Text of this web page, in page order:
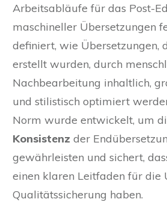
Arbeitsabläufe für das Post-
maschineller Übersetzungen
definiert, wie Übersetzungen,
erstellt wurden, durch
Nachbearbeitung inhaltlich,
und stilistisch optimiert
Norm wurde entwickelt, um
Konsistenz der
gewährleisten und sichert,
einen klaren Leitfaden für die
Qualitätssicherung haben.